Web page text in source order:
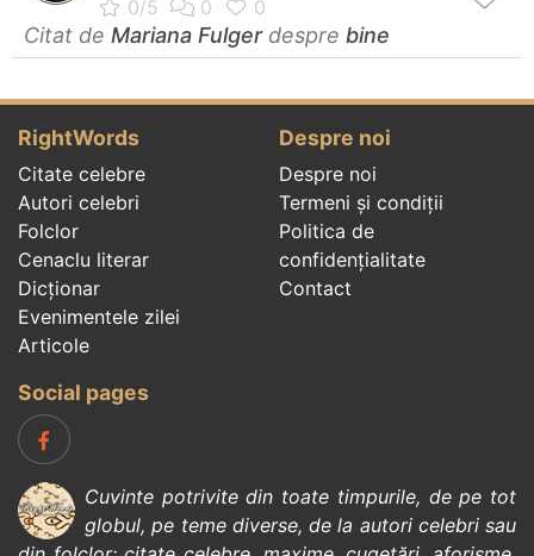
Citat de Mariana Fulgerdespre bine
RightWords
Citate celebre
Autori celebri
Folclor
Cenaclu literar
Dicționar
Evenimentele zilei
Articole
Despre noi
Despre noi
Termeni și condiții
Politica de
confidenţialitate
Contact
Social pages
Cuvinte potrivite din toate timpurile, de pe tot
globul, pe teme diverse, de la autori celebrisau